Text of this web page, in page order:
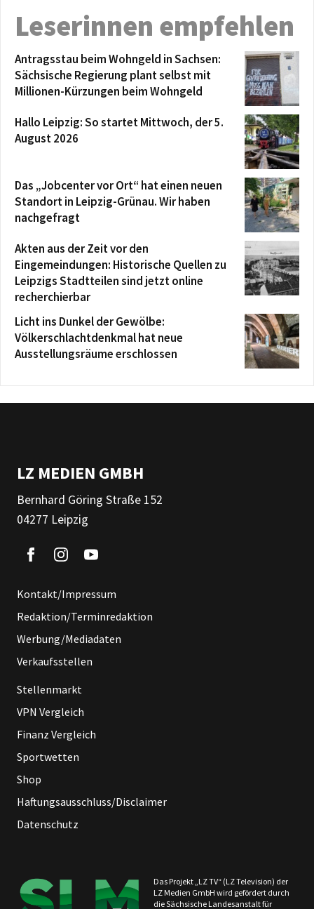
Leserinnen empfehlen
Antragsstau beim Wohngeld in Sachsen:
Sächsische Regierung plant selbst mit
Millionen-Kürzungen beim Wohngeld
Hallo Leipzig: So startet Mittwoch, der 5.
August 2026
Das „Jobcenter vor Ort“ hat einen neuen
Standort in Leipzig-Grünau. Wir haben
nachgefragt
Akten aus der Zeit vor den
Eingemeindungen: Historische Quellen zu
Leipzigs Stadtteilen sind jetzt online
recherchierbar
Licht ins Dunkel der Gewölbe:
Völkerschlachtdenkmal hat neue
Ausstellungsräume erschlossen
LZ MEDIEN GMBH
Bernhard Göring Straße 152
04277 Leipzig
Kontakt/Impressum
Redaktion/Terminredaktion
Werbung/Mediadaten
Verkaufsstellen
Stellenmarkt
VPN Vergleich
Finanz Vergleich
Sportwetten
Shop
Haftungsausschluss/Disclaimer
Datenschutz
Das Projekt „LZ TV“ (LZ Television) der
LZ Medien GmbH wird gefördert durch
die Sächsische Landesanstalt für